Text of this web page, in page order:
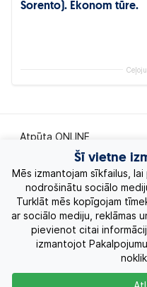
Sorento). Ekonom tūre.
Atpūta ONLINE
Ekskursiju ceļojumi
Eksotiskie ceļojumi
Labākie piedāvājumi
Kruīzi
Šī vietne
Mēs izmantojam sīkfailus,
nodrošinātu sociālo
Turklāt mēs kopīgojam
ar sociālo mediju, reklāmas
pievienot citai
izmantojot